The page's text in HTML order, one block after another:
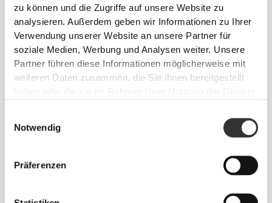
zu können und die Zugriffe auf unsere Website zu
analysieren. Außerdem geben wir Informationen zu Ihrer
Verwendung unserer Website an unsere Partner für
soziale Medien, Werbung und Analysen weiter. Unsere
Partner führen diese Informationen möglicherweise mit
weiteren Daten zusammen, die Sie ihnen bereitgestellt
Notwendig
Präferenzen
€2.99
Zero Ketchup Original 355 g
€2.99
Zero Joghurt-Salatdressing
355 g